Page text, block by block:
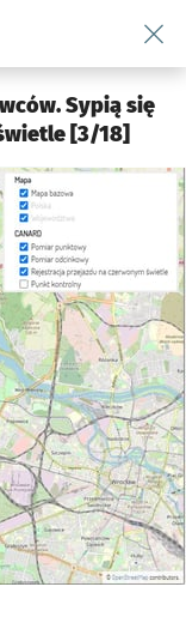
Komunikacja
Sypią się
[3/18]